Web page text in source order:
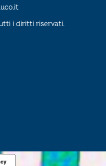
i diritti riservati.